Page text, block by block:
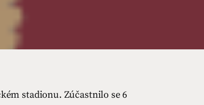
stadionu. Zúčastnilo se 6